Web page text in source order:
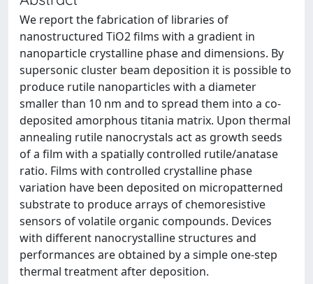
We report the fabrication of libraries of
nanostructured TiO2 films with a gradient in
nanoparticle crystalline phase and dimensions. By
supersonic cluster beam deposition it is possible to
produce rutile nanoparticles with a diameter
smaller than 10 nm and to spread them into a co-
deposited amorphous titania matrix. Upon thermal
annealing rutile nanocrystals act as growth seeds
of a film with a spatially controlled rutile/anatase
ratio. Films with controlled crystalline phase
variation have been deposited on micropatterned
substrate to produce arrays of chemoresistive
sensors of volatile organic compounds. Devices
with different nanocrystalline structures and
performances are obtained by a simple one-step
thermal treatment after deposition.